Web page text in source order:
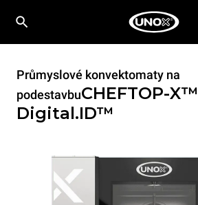
Průmyslové konvektomaty na
podestavbuCHEFTOP-X™
Digital.ID™